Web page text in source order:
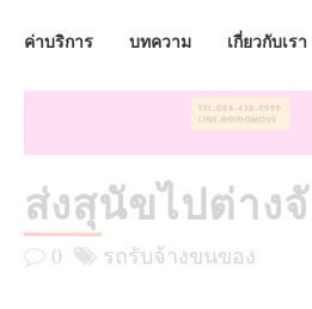
ค่าบริการ บทความ เกี่ยวกับเรา
ส่งสุนัขไปต่าง
0 รถรับจ้างขนของ